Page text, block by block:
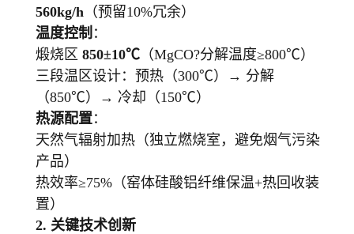
560kg/h （预留10%冗余）
温度控制 ：
煅烧区 850±10℃ （MgCO?分解温度≥800℃）
三段温区设计：预热（300℃）→ 分解
（850℃）→ 冷却（150℃）
热源配置：
天然气辐射加热（独立燃烧室，避免烟气污染
产品）
热效率≥75%（窑体硅酸铝纤维保温+热回收装
置）
2. 关键技术创新